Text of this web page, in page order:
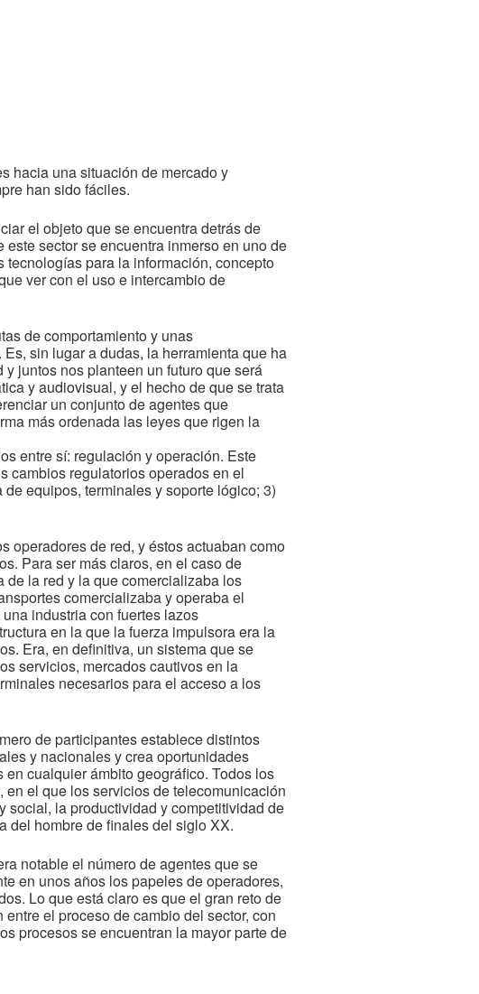
hacia una situación de mercado y
han sido fáciles.
el objeto que se encuentra detrás de
sector se encuentra inmerso en uno de
para la información, concepto
ver con el uso e intercambio de
de comportamiento y unas
sin lugar a dudas, la herramienta que ha
juntos nos planteen un futuro que será
y audiovisual, y el hecho de que se trata
un conjunto de agentes que
más ordenada las leyes que rigen la
entre sí: regulación y operación. Este
cambios regulatorios operados en el
equipos, terminales y soporte lógico; 3)
operadores de red, y éstos actuaban como
Para ser más claros, en el caso de
de la red y la que comercializaba los
comercializaba y operaba el
industria con fuertes lazos
en la que la fuerza impulsora era la
Era, en definitiva, un sistema que se
servicios, mercados cautivos en la
necesarios para el acceso a los
de participantes establece distintos
y nacionales y crea oportunidades
cualquier ámbito geográfico. Todos los
el que los servicios de telecomunicación
social, la productividad y competitividad de
del hombre de finales del siglo XX.
notable el número de agentes que se
en unos años los papeles de operadores,
Lo que está claro es que el gran reto de
el proceso de cambio del sector, con
procesos se encuentran la mayor parte de